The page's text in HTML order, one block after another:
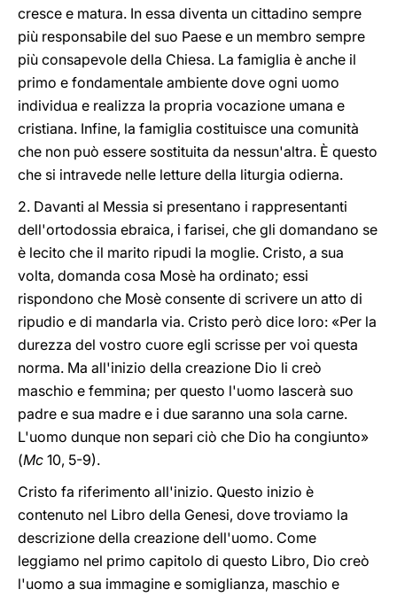
cresce e matura. In essa diventa un cittadino sempre
più responsabile del suo Paese e un membro sempre
più consapevole della Chiesa. La famiglia è anche il
primo e fondamentale ambiente dove ogni uomo
individua e realizza la propria vocazione umana e
cristiana. Infine, la famiglia costituisce una comunità
che non può essere sostituita da nessun'altra. È questo
che si intravede nelle letture della liturgia odierna.
2. Davanti al Messia si presentano i rappresentanti
dell'ortodossia ebraica, i farisei, che gli domandano se
è lecito che il marito ripudi la moglie. Cristo, a sua
volta, domanda cosa Mosè ha ordinato; essi
rispondono che Mosè consente di scrivere un atto di
ripudio e di mandarla via. Cristo però dice loro: «Per la
durezza del vostro cuore egli scrisse per voi questa
norma. Ma all'inizio della creazione Dio li creò
maschio e femmina; per questo l'uomo lascerà suo
padre e sua madre e i due saranno una sola carne.
L'uomo dunque non separi ciò che Dio ha congiunto»
(Mc 10, 5-9).
Cristo fa riferimento all'inizio. Questo inizio è
contenuto nel Libro della Genesi, dove troviamo la
descrizione della creazione dell'uomo. Come
leggiamo nel primo capitolo di questo Libro, Dio creò
l'uomo a sua immagine e somiglianza, maschio e